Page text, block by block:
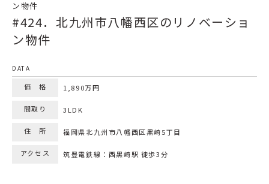
#424．北九州市八幡西区のリノベーショ
ン物件
ン物件
DATA
価 格 1,890万円
間取り 3LDK
住 所 福岡県北九州市八幡西区黒崎5丁目
アクセス 筑豊電鉄線：西黒崎駅 徒歩3分